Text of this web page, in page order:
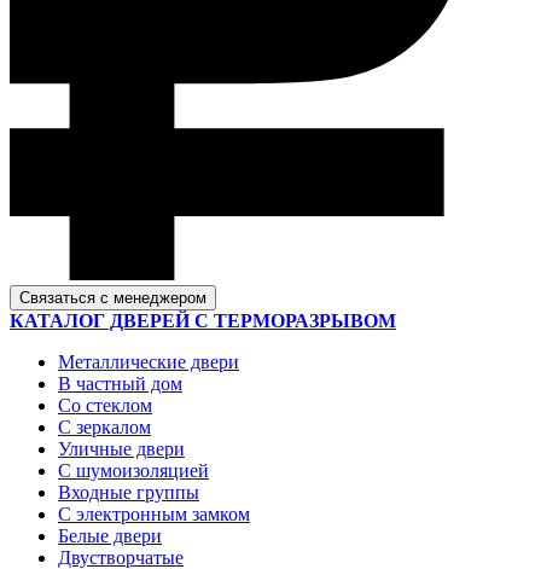
Связаться с менеджером
КАТАЛОГ ДВЕРЕЙ С ТЕРМОРАЗРЫВОМ
Металлические двери
В частный дом
Со стеклом
С зеркалом
Уличные двери
С шумоизоляцией
Входные группы
С электронным замком
Белые двери
Двустворчатые